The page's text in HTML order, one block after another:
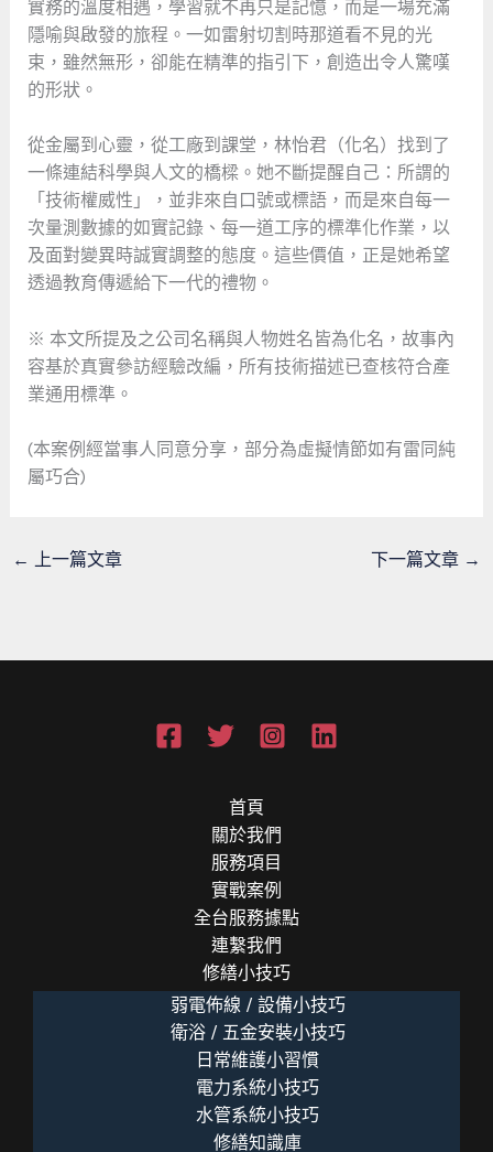
實務的溫度相遇，學習就不再只是記憶，而是一場充滿
隱喻與啟發的旅程。一如雷射切割時那道看不見的光
束，雖然無形，卻能在精準的指引下，創造出令人驚嘆
的形狀。
從金屬到心靈，從工廠到課堂，林怡君（化名）找到了
一條連結科學與人文的橋樑。她不斷提醒自己：所謂的
「技術權威性」，並非來自口號或標語，而是來自每一
次量測數據的如實記錄、每一道工序的標準化作業，以
及面對變異時誠實調整的態度。這些價值，正是她希望
透過教育傳遞給下一代的禮物。
※ 本文所提及之公司名稱與人物姓名皆為化名，故事內
容基於真實參訪經驗改編，所有技術描述已查核符合產
業通用標準。
(本案例經當事人同意分享，部分為虛擬情節如有雷同純
屬巧合)
← 上一篇文章 下一篇文章 →
首頁
關於我們
服務項目
實戰案例
全台服務據點
連繫我們
修繕小技巧
弱電佈線 / 設備小技巧
衛浴 / 五金安裝小技巧
日常維護小習慣
電力系統小技巧
水管系統小技巧
修繕知識庫